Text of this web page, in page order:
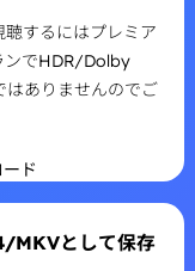
するにはプレミア
ンでHDR/Dolby
ありませんのでご
MKVとして保存